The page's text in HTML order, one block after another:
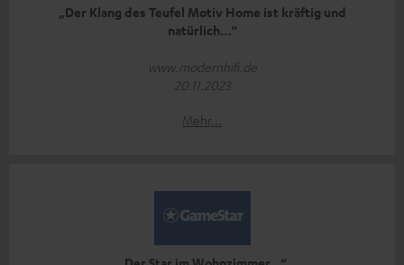
„Der Klang des Teufel Motiv Home ist kräftig und
natürlich…“
www.modernhifi.de
20.11.2023
Mehr...